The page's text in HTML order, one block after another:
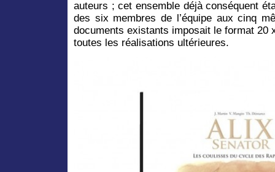
auteurs ; cet ensemble déjà conséquent
des six membres de l’équipe aux cinq
documents existants imposait le format 20
toutes les réalisations ultérieures.